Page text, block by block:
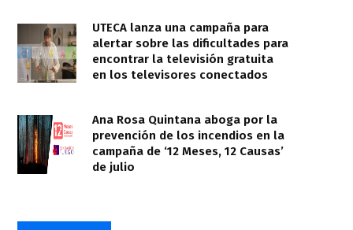
UTECA lanza una campaña para
alertar sobre las dificultades para
encontrar la televisión gratuita
en los televisores conectados
Ana Rosa Quintana aboga por la
prevención de los incendios en la
campaña de ‘12 Meses, 12 Causas’
de julio